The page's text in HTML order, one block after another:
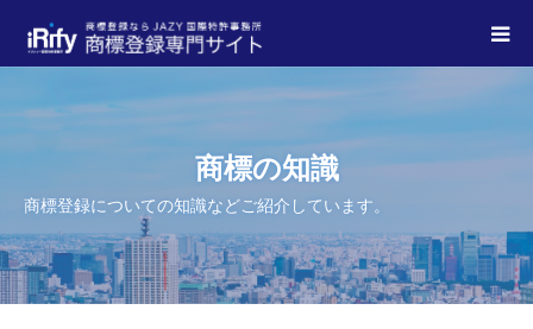
商標の知識
商標登録についての知識などご紹介しています。